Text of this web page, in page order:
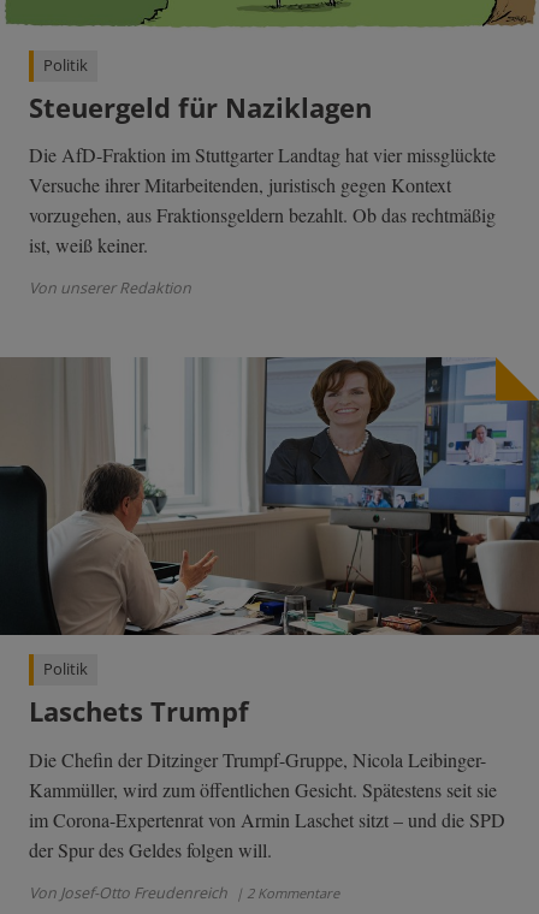
Politik
Steuergeld für Naziklagen
Die AfD-Fraktion im Stuttgarter Landtag hat vier missglückte
Versuche ihrer Mitarbeitenden, juristisch gegen Kontext
vorzugehen, aus Fraktionsgeldern bezahlt. Ob das rechtmäßig
ist, weiß keiner.
Von unserer Redaktion
Politik
Laschets Trumpf
Die Chefin der Ditzinger Trumpf-Gruppe, Nicola Leibinger-
Kammüller, wird zum öffentlichen Gesicht. Spätestens seit sie
im Corona-Expertenrat von Armin Laschet sitzt – und die SPD
der Spur des Geldes folgen will.
Von Josef-Otto Freudenreich | 2 Kommentare